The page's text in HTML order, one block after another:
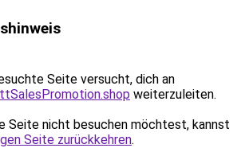
Seite versucht, dich an
weiterzuleiten.
Seite nicht besuchen möchtest, kannst
Seite zurückkehren.